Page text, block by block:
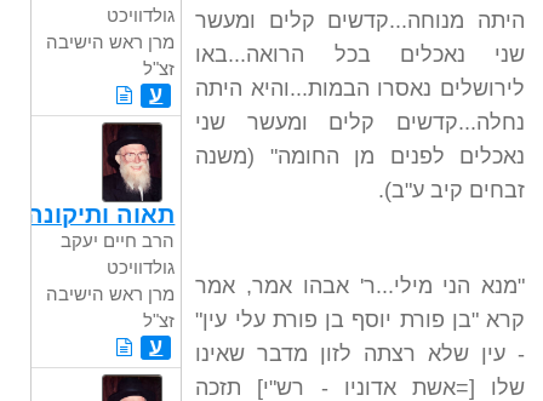
היתה מנוחה...קדשים קלים ומעשר
שני נאכלים בכל הרואה...באו
לירושלים נאסרו הבמות...והיא היתה
נחלה...קדשים קלים ומעשר שני
נאכלים לפנים מן החומה" (משנה
זבחים קיב ע"ב).
"מנא הני מילי...ר' אבהו אמר, אמר
קרא "בן פורת יוסף בן פורת עלי עין"
- עין שלא רצתה לזון מדבר שאינו
שלו [=אשת אדוניו - רש"י] תזכה
גולדוויכט
מרן ראש הישיבה
זצ"ל
ע
תאוה ותיקונה
הרב חיים יעקב
גולדוויכט
מרן ראש הישיבה
זצ"ל
ע